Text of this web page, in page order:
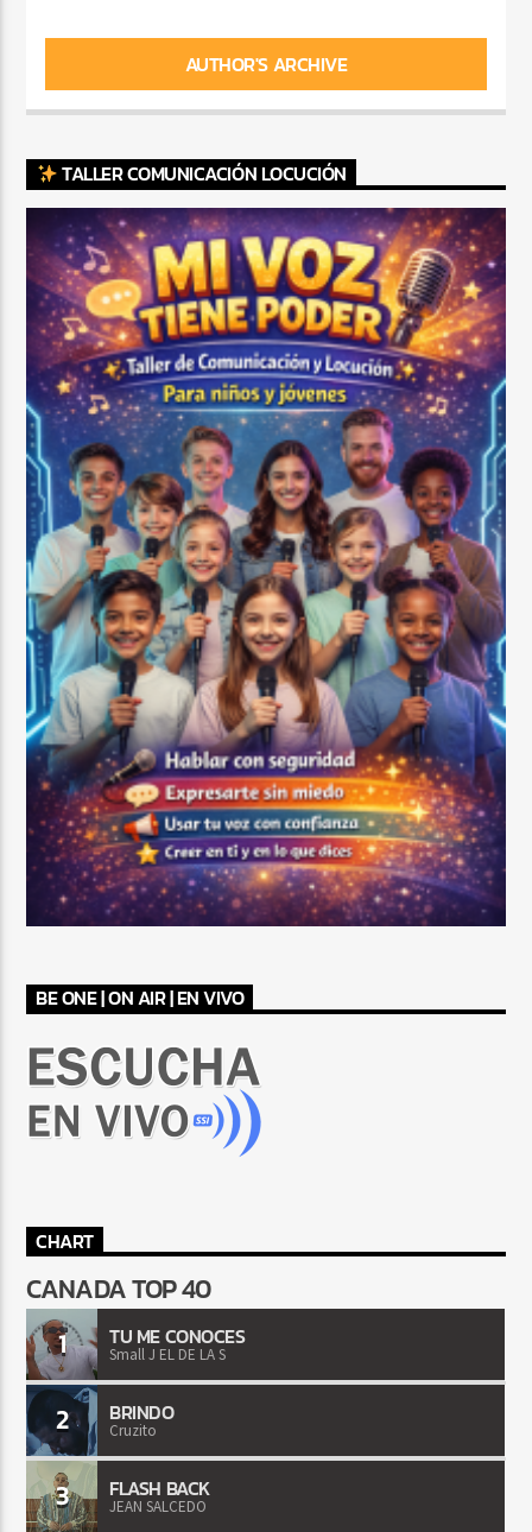
AUTHOR'S ARCHIVE
TALLER COMUNICACIÓN LOCUCIÓN
BE ONE | ON AIR | EN VIVO
CHART
CANADA TOP 40
1 TU ME CONOCES
Small J EL DE LA S
2 BRINDO
Cruzito
3 FLASH BACK
JEAN SALCEDO